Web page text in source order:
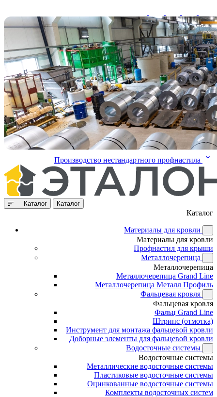
Производство нестандартного профнастила
Каталог Каталог
Каталог
Материалы для кровли
Материалы для кровли
Профнастил для крыши
Металлочерепица
Металлочерепица
Металлочерепица Grand Line
Металлочерепица Металл Профиль
Фальцевая кровля
Фальцевая кровля
Фальц Grand Line
Штрипс (отмотка)
Инструмент для монтажа фальцевой кровли
Доборные элементы для фальцевой кровли
Водосточные системы
Водосточные системы
Металлические водосточные системы
Пластиковые водосточные системы
Оцинкованные водосточные системы
Комплекты водосточных систем